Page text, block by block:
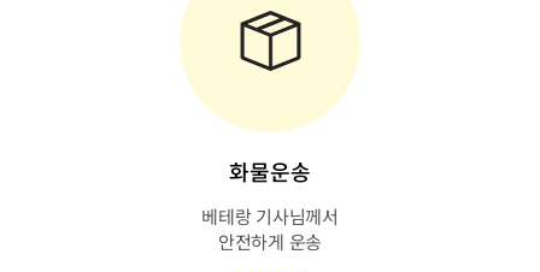
화물운송
베테랑 기사님께서
안전하게 운송